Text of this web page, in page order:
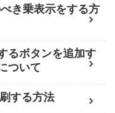
き乗表示をする方
るボタンを追加す
ついて
する方法